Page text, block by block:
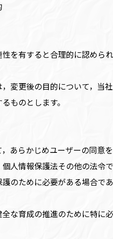
を有すると合理的に認めら
変更後の目的について，当
ものとします。
あらかじめユーザーの同意
人情報保護法その他の法令
のために必要がある場合で
な育成の推進のために特に